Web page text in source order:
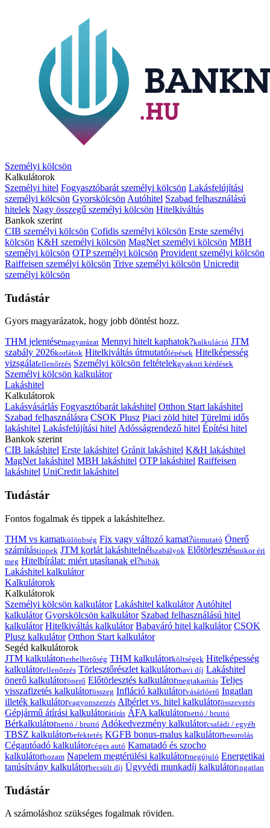
Személyi kölcsön
Kalkulátorok
Személyi hitel Fogyasztóbarát személyi kölcsön Lakásfelújítási
személyi kölcsön Gyorskölcsön Autóhitel Szabad felhasználású
hitelek Nagy összegű személyi kölcsön Hitelkiváltás
Bankok szerint
CIB személyi kölcsön Cofidis személyi kölcsön Erste személyi
kölcsön K&H személyi kölcsön MagNet személyi kölcsön MBH
személyi kölcsön OTP személyi kölcsön Provident személyi kölcsön
Raiffeisen személyi kölcsön Trive személyi kölcsön Unicredit
személyi kölcsön
Tudástár
Gyors magyarázatok, hogy jobb döntést hozz.
THM jelentésemagyarázat Mennyi hitelt kaphatok?kalkuláció JTM
szabály 2026korlátok Hitelkiváltás útmutatólépések Hitelképesség
vizsgálatellenőrzés Személyi kölcsön feltételekgyakori kérdések
Személyi kölcsön kalkulátor
Lakáshitel
Kalkulátorok
Lakásvásárlás Fogyasztóbarát lakáshitel Otthon Start lakáshitel
Szabad felhasználásra CSOK Plusz Piaci zöld hitel Türelmi idős
lakáshitel Lakásfelújítási hitelAdósságrendező hitel Építési hitel
Bankok szerint
CIB lakáshitel Erste lakáshitel Gránit lakáshitel K&H lakáshitel
MagNet lakáshitel MBH lakáshitel OTP lakáshitel Raiffeisen
lakáshitel UniCredit lakáshitel
Tudástár
Fontos fogalmak és tippek a lakáshitelhez.
THM vs kamatkülönbség Fix vagy változó kamat?útmutató Önerő
számítástippek JTM korlát lakáshitelnélszabályok Előtörlesztésmikor éri
meg Hitelbírálat: miért utasítanak el?hibák
Lakáshitel kalkulátor
Kalkulátorok
Kalkulátorok
Személyi kölcsön kalkulátor Lakáshitel kalkulátor Autóhitel
kalkulátor Gyorskölcsön kalkulátor Szabad felhasználású hitel
kalkulátor Hitelkiváltás kalkulátor Babaváró hitel kalkulátor CSOK
Plusz kalkulátor Otthon Start kalkulátor
Segéd kalkulátorok
JTM kalkulátorterhelhetőség THM kalkulátorköltségek Hitelképesség
kalkulátorellenőrzés Törlesztőrészlet kalkulátorhavi díj Lakáshitel
önerő kalkulátorönerő Előtörlesztés kalkulátormegtakarítás Teljes
visszafizetés kalkulátorösszeg Infláció kalkulátorvásárlóerő Ingatlan
illeték kalkulátorvagyonszerzés Albérlet vs. hitel kalkulátorösszevetés
Gépjármű átírási kalkulátorátírás ÁFA kalkulátornettó / bruttó
Bérkalkulátornettó / bruttó Adókedvezmény kalkulátorcsaládi / egyéb
TBSZ kalkulátorbefektetés KGFB bonus-malus kalkulátorbesorolás
Cégautóadó kalkulátorcéges autó Kamatadó és szocho
kalkulátorhozam Napelem megtérülési kalkulátormegújuló Energetikai
tanúsítvány kalkulátorbecsült díj Ügyvédi munkadíj kalkulátoringatlan
Tudástár
A számoláshoz szükséges fogalmak röviden.